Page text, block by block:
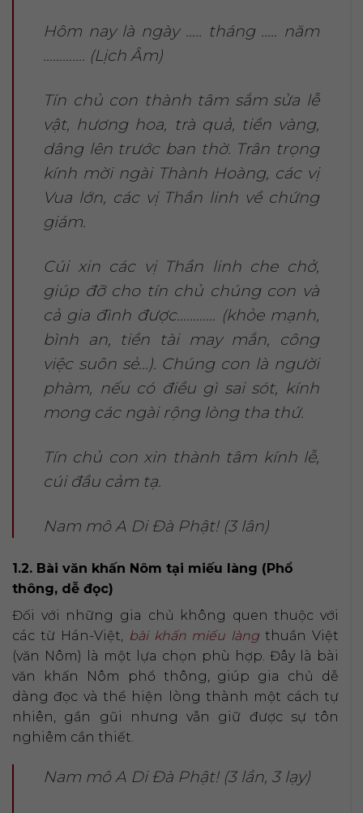
Hôm nay là ngày ….. tháng ….. năm
…………. (Lịch Âm)
Tín chủ con thành tâm sắm sửa lễ
vật, hương hoa, trà quả, tiền vàng,
dâng lên trước ban thờ. Trân trọng
kính mời ngài Thành Hoàng, các vị
Vua lớn, các vị Thần linh về chứng
giám.
Cúi xin các vị Thần linh che chở,
giúp đỡ cho tín chủ chúng con và
cả gia đình được………… (khỏe mạnh,
bình an, tiền tài may mắn, công
việc suôn sẻ…). Chúng con là người
phàm, nếu có điều gì sai sót, kính
mong các ngài rộng lòng tha thứ.
Tín chủ con xin thành tâm kính lễ,
cúi đầu cảm tạ.
Nam mô A Di Đà Phật! (3 lân)
1.2. Bài văn khấn Nôm tại miếu làng (Phổ
thông, dễ đọc)
Đối với những gia chủ không quen thuộc với
các từ Hán-Việt, bài khấn miếu làng thuần Việt
(văn Nôm) là một lựa chọn phù hợp. Đây là bài
văn khấn Nôm phổ thông, giúp gia chủ dễ
dàng đọc và thể hiện lòng thành một cách tự
nhiên, gần gũi nhưng vẫn giữ được sự tôn
nghiêm cần thiết.
Nam mô A Di Đà Phật! (3 lần, 3 lạy)